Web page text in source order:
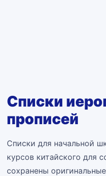
Списки
прописей
Списки для начальной
курсов китайского для
сохранены